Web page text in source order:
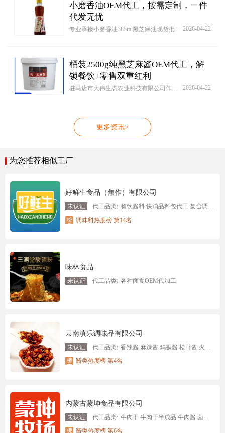
小磨香油OEM代工，按需定制，一件
代发无忧
2026-04-22
专业承接小磨香油385ml黑芝麻油现货批发一件代发 小磨香油芝麻油调和油支持定制OEM代工代加工，源头工厂提供oem贴牌代加工小磨香油385ml黑芝麻油现货批发一件代发 小磨香油芝麻油调和油支持定制OEM代工价格行情...，驻马店市大伟生态农业科技有限公司可按照客户要求为客户免费设计产品配方并进行打样。可以帮客户代为采购包装材料。成品上市后，可为客户提供产品销售的建议及方案！
桶装2500g纯黑芝麻酱OEM代工，解
锁餐饮+零售双重红利
2026-04-22
驻马店市大伟生态农业科技有限公司作为一站式代工服务平台，专注为全品类客户提供OEM/ODM解决方案。从产品概念设计到量产交付，支持原料采购、工艺优化及包装定制，特别开发智能成本测算系统，助力[桶装2500g纯黑芝麻酱现货批发一件代发 地方特产纯芝麻花生酱火锅蘸料支持定制OEM代工]品类客户精准控制预算，现开放百款基础方案库供自由组合。
更多资讯>
为您推荐相似工厂
好鲜生食品（焦作）有限公司
未认证 代工品类: 餐饮酱料 快消品料包代工 复合调味料 醋包 辣椒油 酱料包 调味品
调味料热度榜 第14名
味林食品
未认证 代工品类: 各种面食OEM代加工
云南滇乐调味品有限公司
未认证 代工品类: 香辣酱 麻辣酱 鸡枞酱 松茸酱 火锅底料 香辣豆瓣酱 香菇酱 麻辣豆腐
酱类热度榜 第4名
内蒙古蒙坤食品有限公司
未认证 代工品类: 牛肉干 牛肉干半成品 牛肉酱 卤肉系列
酱类热度榜 第6名